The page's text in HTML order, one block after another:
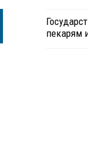
пекарям